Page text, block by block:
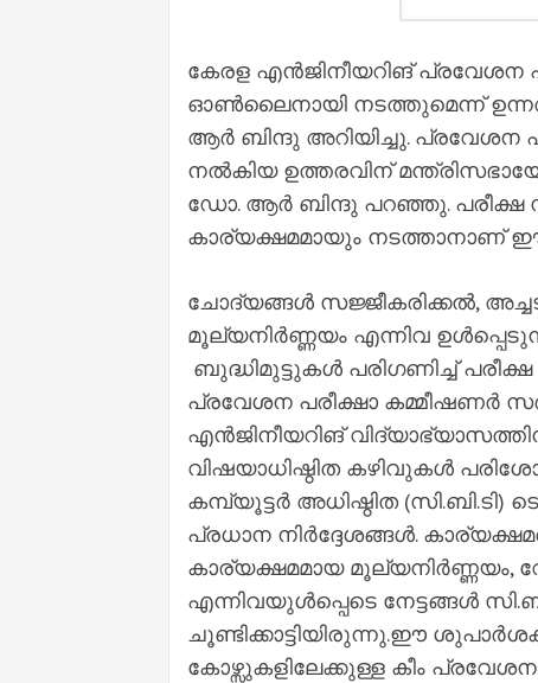
കേരള എൻജിനീയറിങ്
ഓൺലൈനായി നടത്തുമെന്ന്
ആർ ബിന്ദു അറിയിച്ചു. പ്രവേശന
നൽകിയ ഉത്തരവിന്
ഡോ. ആർ ബിന്ദു പറഞ്ഞു.
കാര്യക്ഷമമായും നടത്താനാണ് ഈ
ചോദ്യങ്ങൾ സജ്ജീകരിക്കൽ,
മൂല്യനിർണ്ണയം എന്നിവ
ബുദ്ധിമുട്ടുകൾ പരിഗണിച്ച്
പ്രവേശന പരീക്ഷാ കമ്മീഷണർ
എൻജിനീയറിങ്
വിഷയാധിഷ്ഠിത കഴിവുകൾ
കമ്പ്യൂട്ടർ അധിഷ്ഠിത
പ്രധാന നിർദ്ദേശങ്ങൾ.
കാര്യക്ഷമമായ മൂല്യനിർണ്ണയം,
എന്നിവയുൾപ്പെടെ നേട്ടങ്ങൾ
ചൂണ്ടിക്കാട്ടിയിരുന്നു.ഈ
കോഴ്സുകളിലേക്കുള്ള കീം